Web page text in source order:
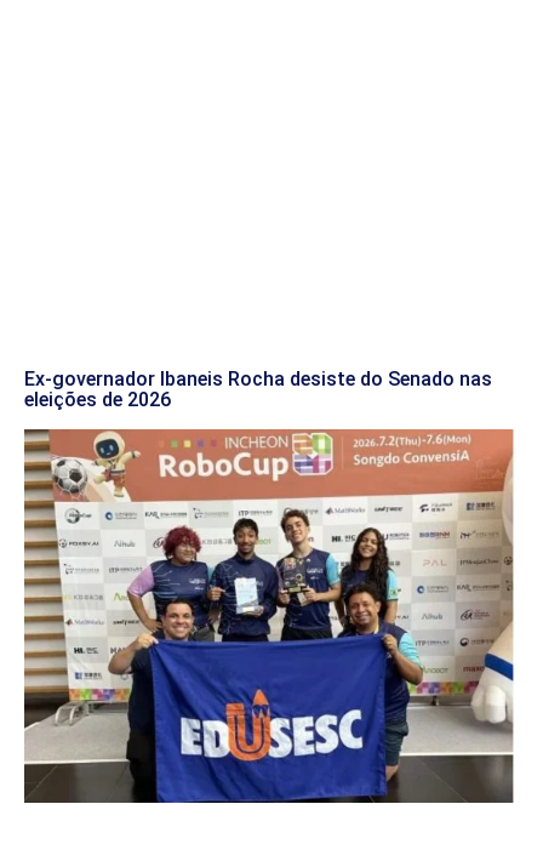
Ex-governador Ibaneis Rocha desiste do Senado nas
eleições de 2026